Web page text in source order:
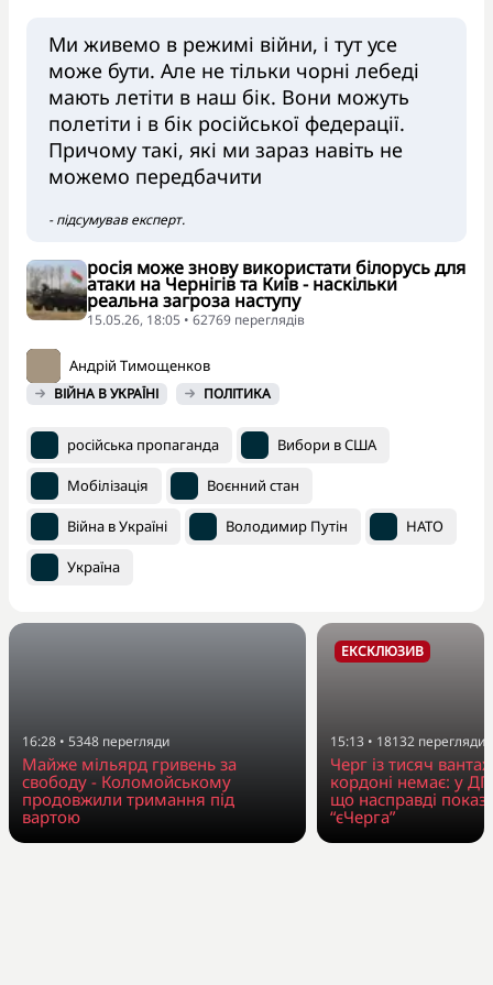
Ми живемо в режимі війни, і тут усе
може бути. Але не тільки чорні лебеді
мають летіти в наш бік. Вони можуть
полетіти і в бік російської федерації.
Причому такі, які ми зараз навіть не
можемо передбачити
- підсумував експерт.
росія може знову використати білорусь для
атаки на Чернігів та Київ - наскільки
реальна загроза наступу
15.05.26, 18:05 • 62769 переглядiв
Андрій Тимощенков
ВІЙНА В УКРАЇНІ ПОЛІТИКА
російська пропаганда Вибори в США
Мобілізація Воєнний стан
Війна в Україні Володимир Путін НАТО
Україна
16:28 • 5348 перегляди
Майже мільярд гривень за
свободу - Коломойському
продовжили тримання під
вартою
ЕКСКЛЮЗИВ
15:13 • 18132 перегляди
Черг із тисяч
кордоні немає: у
що насправді
“єЧерга”